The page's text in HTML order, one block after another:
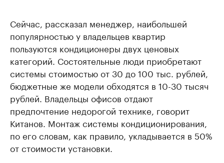
Сейчас, рассказал менеджер, наибольшей
популярностью у владельцев квартир
пользуются кондиционеры двух ценовых
категорий. Состоятельные люди приобретают
системы стоимостью от 30 до 100 тыс. рублей,
бюджетные же модели обходятся в 10-30 тысяч
рублей. Владельцы офисов отдают
предпочтение недорогой технике, говорит
Китанов. Монтаж системы кондиционирования,
по его словам, как правило, укладывается в 50%
от стоимости установки.